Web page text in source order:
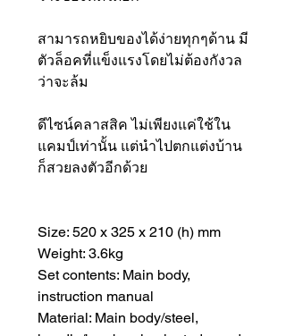
สามารถหยิบของได้ง่ายทุกๆด้าน มี
ตัวล็อคที่แข็งแรงโดยไม่ต้องกังวล
ว่าจะล้ม
ดีไซน์คลาสสิค ไม่เพียงแค่ใช้ใน
แคมป์เท่านั้น แต่นำไปตกแต่งบ้าน
ก็สวยลงตัวอีกด้วย
Size: 520 x 325 x 210 (h) mm
Weight: 3.6kg
Set contents: Main body,
instruction manual
Material: Main body/steel,